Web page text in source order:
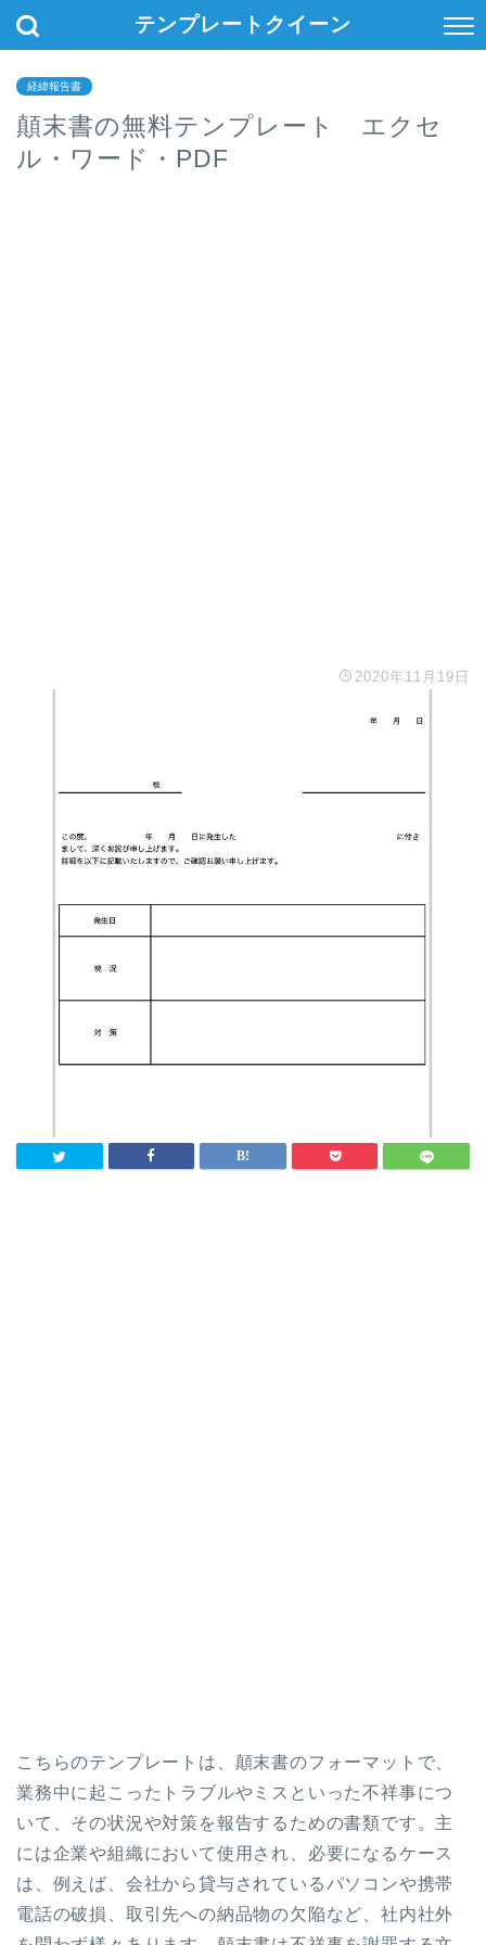
テンプレートクイーン
経緯報告書
顛末書の無料テンプレート エクセ
ル・ワード・PDF
2020年11月19日
こちらのテンプレートは、顛末書のフォーマットで、
業務中に起こったトラブルやミスといった不祥事につ
いて、その状況や対策を報告するための書類です。主
には企業や組織において使用され、必要になるケース
は、例えば、会社から貸与されているパソコンや携帯
電話の破損、取引先への納品物の欠陥など、社内社外